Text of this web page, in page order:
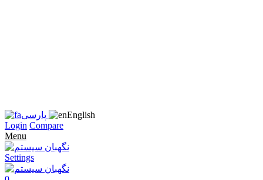
پارسی
English
Login Compare
Menu
Settings